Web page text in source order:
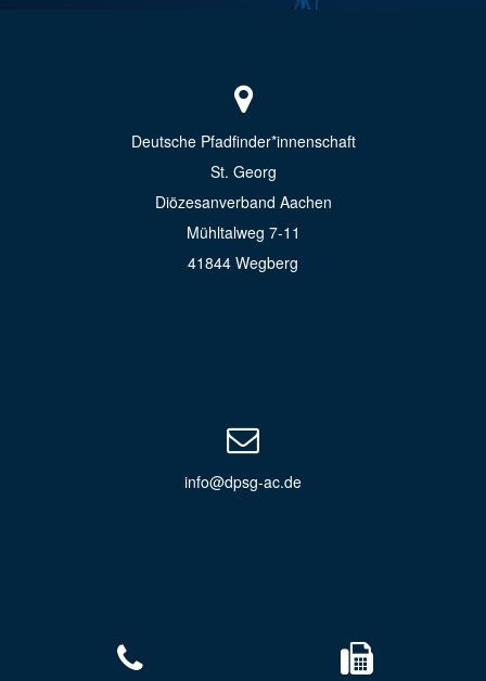
Deutsche Pfadfinder*innenschaft
St. Georg
Diözesanverband Aachen
Mühltalweg 7-11
41844 Wegberg
info@dpsg-ac.de